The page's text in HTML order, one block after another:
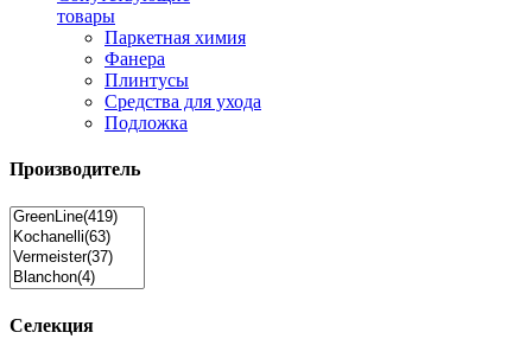
товары
Паркетная химия
Фанера
Плинтусы
Средства для ухода
Подложка
Производитель
Селекция